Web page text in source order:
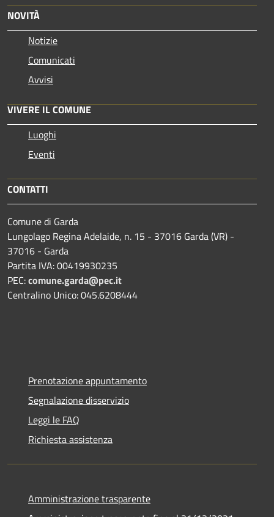
NOVITÀ
Notizie
Comunicati
Avvisi
VIVERE IL COMUNE
Luoghi
Eventi
CONTATTI
Comune di Garda
Lungolago Regina Adelaide, n. 15 - 37016 Garda (VR) -
37016 - Garda
Partita IVA: 00419930235
PEC:comune.garda@pec.it
Centralino Unico: 045.6208444
Prenotazione appuntamento
Segnalazione disservizio
Leggi le FAQ
Richiesta assistenza
Amministrazione trasparente